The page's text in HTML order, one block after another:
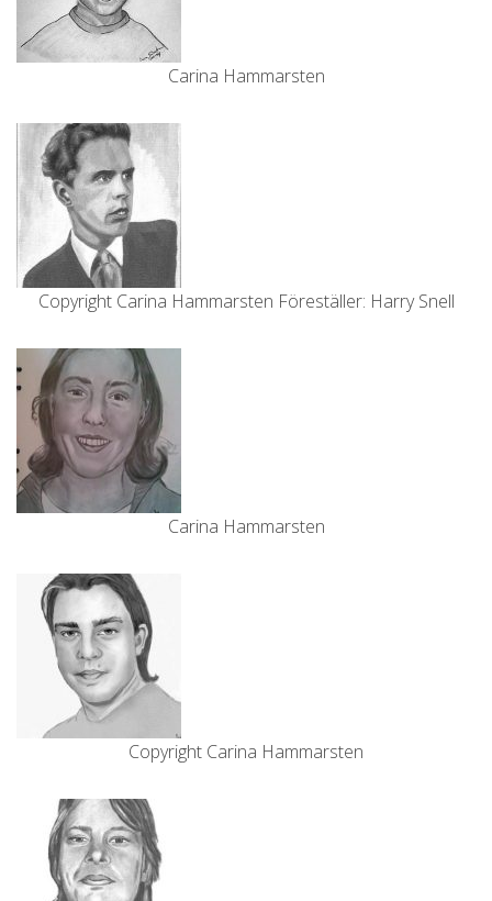
Carina Hammarsten
Copyright Carina Hammarsten Föreställer: Harry Snell
Carina Hammarsten
Copyright Carina Hammarsten